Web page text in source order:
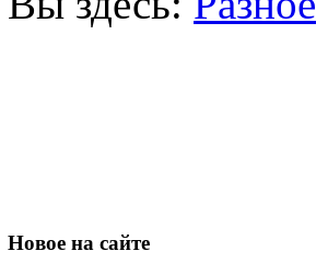
Новое на сайте